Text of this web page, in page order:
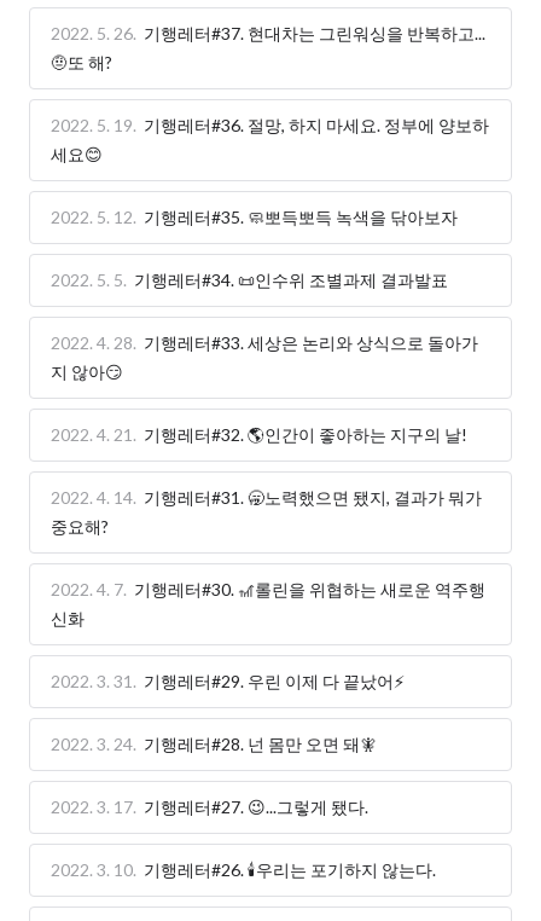
2022. 5. 26. 기행레터#37. 현대차는 그린워싱을 반복하고...
🤨또 해?
2022. 5. 19. 기행레터#36. 절망, 하지 마세요. 정부에 양보하
세요😊
2022. 5. 12. 기행레터#35. 🧼뽀득뽀득 녹색을 닦아보자
2022. 5. 5. 기행레터#34. 📜인수위 조별과제 결과발표
2022. 4. 28. 기행레터#33. 세상은 논리와 상식으로 돌아가
지 않아😏
2022. 4. 21. 기행레터#32. 🌎인간이 좋아하는 지구의 날!
2022. 4. 14. 기행레터#31. 🥱노력했으면 됐지, 결과가 뭐가
중요해?
2022. 4. 7. 기행레터#30. 🎢롤린을 위협하는 새로운 역주행
신화
2022. 3. 31. 기행레터#29. 우린 이제 다 끝났어⚡
2022. 3. 24. 기행레터#28. 넌 몸만 오면 돼🧚
2022. 3. 17. 기행레터#27. 😉...그렇게 됐다.
2022. 3. 10. 기행레터#26. 🕯우리는 포기하지 않는다.